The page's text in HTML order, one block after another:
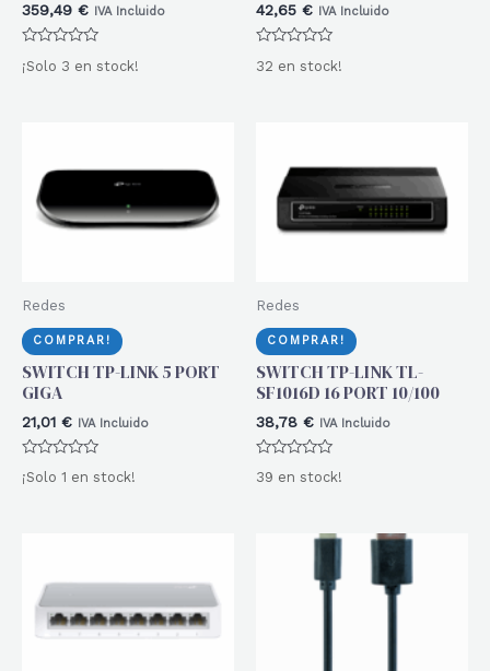
359,49 € IVA Incluido
con
¡Solo 3 en stock!
42,65 € IVA Incluido
con
32 en stock!
Redes
COMPRAR!
SWITCH TP-LINK 5 PORT
GIGA
21,01 € IVA Incluido
Valorado
con
¡Solo 1 en stock!
Redes
COMPRAR!
SWITCH TP-LINK TL-
SF1016D 16 PORT 10/100
38,78 € IVA Incluido
con
39 en stock!